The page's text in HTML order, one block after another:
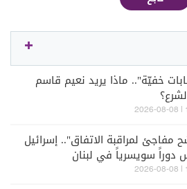
خفيّة".. ماذا يريد نعيم قاسم
مفاجئ لمراقبة الاتفاق".. إسرائيل
دوراً سويسرياً في لبنان